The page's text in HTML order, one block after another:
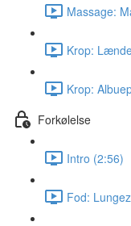
Massage:
Krop:
Krop:
Forkølelse
Intro (2:56)
Fod: